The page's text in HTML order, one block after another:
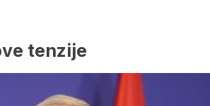
tenzije